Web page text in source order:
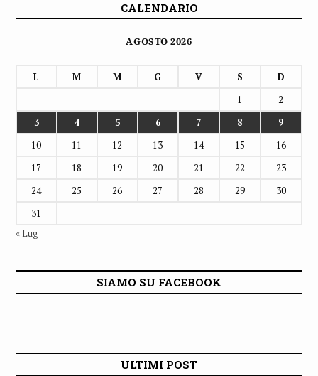
CALENDARIO
AGOSTO 2026
L M M G V S
D
1
2
3
4 5 6 7 8
9
10
11 12 13 14 15
16
17
18 19 20 21 22
23
24
25 26 27 28 29
30
31
« Lug
SIAMO SU FACEBOOK
ULTIMI POST